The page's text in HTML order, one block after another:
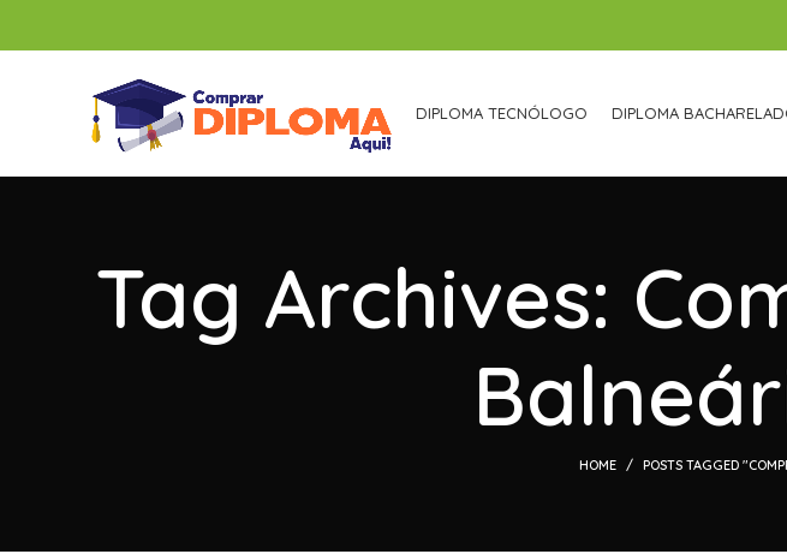
DIPLOMA TECNÓLOGO DIPLOMA
Tag Archives:
HOME POSTS TAGGED